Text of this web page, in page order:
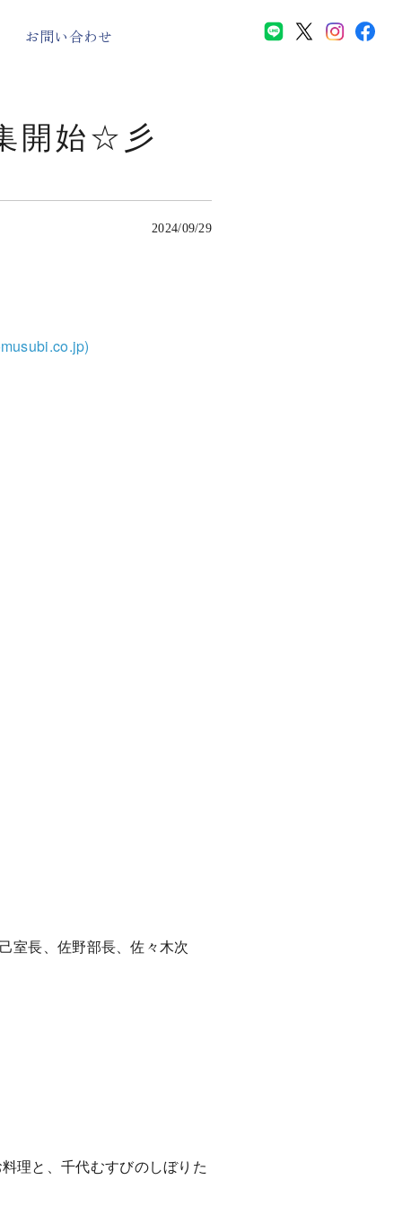
GAINA
お問い合わせ
開始☆彡
2024/09/29
室長、佐野部長、佐々木次
理と、千代むすびのしぼりた